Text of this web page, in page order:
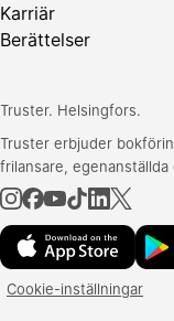
Karriär
Berättelser
Truster. Helsingfors.
Truster erbjuder
frilansare,
Cookie-inställningar